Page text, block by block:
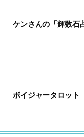
ケンさんの「輝数石
ボイジャータロット